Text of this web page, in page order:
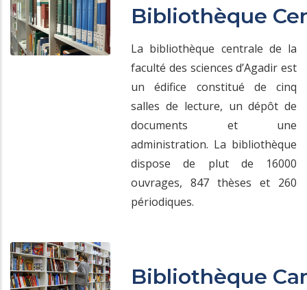
Bibliothèque
La bibliothèque centrale de la
faculté des sciences d’Agadir est
un édifice constitué de cinq
salles de lecture, un dépôt de
documents et une
administration. La bibliothèque
dispose de plut de 16000
ouvrages, 847 thèses et 260
périodiques.
Bibliothèque